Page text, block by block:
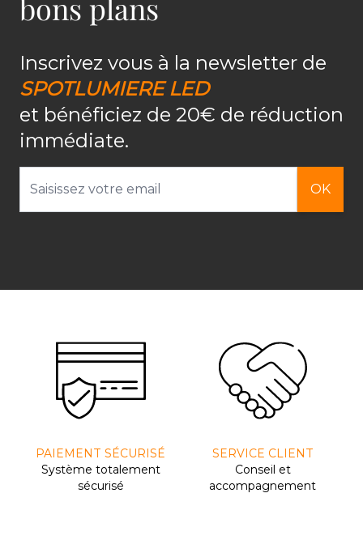
bons plans
Inscrivez vous à la newsletter de
SPOTLUMIERE LED
et bénéficiez de 20€ de réduction
immédiate.
OK
PAIEMENT SÉCURISÉ
Système totalement
sécurisé
SERVICE CLIENT
Conseil et
accompagnement